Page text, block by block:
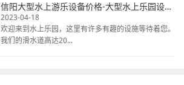
信阳大型水上游乐设备价格-大型水上乐园设备报价-水上乐园设备
2023-04-18
欢迎来到水上乐园，这里有许多有趣的设施等待着您。
我们的滑水道高达20...